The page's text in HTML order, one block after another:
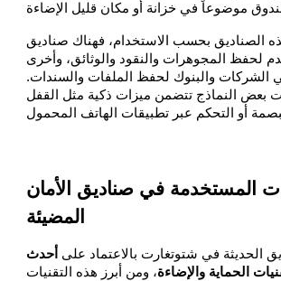
الصناديق بحسب الاستخدام، فهناك صناديق
لحفظ المجوهرات والنقود والوثائق، وأخرى
الشركات والبنوك لحفظ الملفات والسندات.
بعض النماذج تتضمن ميزات ذكية مثل القفل
المستخدمة في صناديق الأمان
المضيئة
الحديثة في شتوتغارت بالاعتماد على أحدث
الحماية والإضاءة